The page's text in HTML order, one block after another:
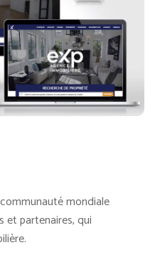
mondiale
et partenaires, qui